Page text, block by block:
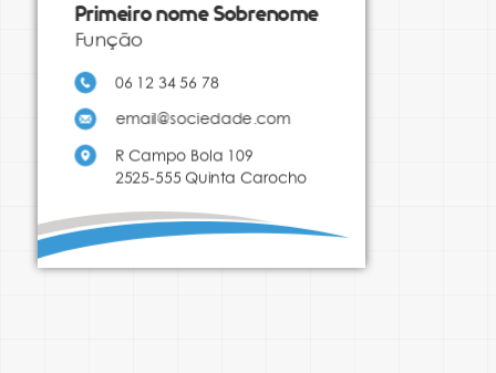
06 12 34 56 78
email@sociedade.com
R Campo Bola 109
2525-555 Quinta Carocho
Função
Primeiro nome Sobrenome